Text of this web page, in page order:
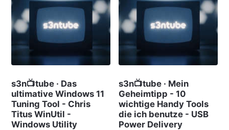
s3n📺tube · Das
ultimative Windows 11
Tuning Tool - Chris
Titus WinUtil -
Windows Utility
s3n📺tube · Mein
Geheimtipp - 10
wichtige Handy Tools
die ich benutze - USB
Power Delivery